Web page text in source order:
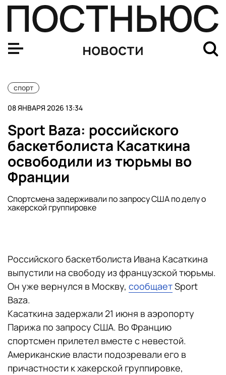
новости
спорт
08 ЯНВАРЯ 2026 13:34
Sport Baza: российского
баскетболиста Касаткина
освободили из тюрьмы во
Франции
Спортсмена задерживали по запросу США по делу о
хакерской группировке
Российского баскетболиста Ивана Касаткина
выпустили на свободу из французской тюрьмы.
Он уже вернулся в Москву, сообщаетSport
Baza.
Касаткина задержали 21 июня в аэропорту
Парижа по запросу США. Во Францию
спортсмен прилетел вместе с невестой.
Американские власти подозревали его в
причастности к хакерской группировке,
В Швейцарии этап Кубка мира по горнолыжному